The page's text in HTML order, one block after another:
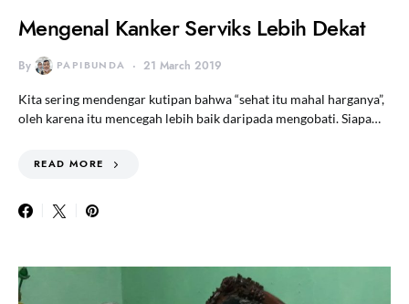
Mengenal Kanker Serviks Lebih Dekat
By PAPIBUNDA 21 March 2019
Kita sering mendengar kutipan bahwa “sehat itu mahal harganya”,
oleh karena itu mencegah lebih baik daripada mengobati. Siapa…
READ MORE